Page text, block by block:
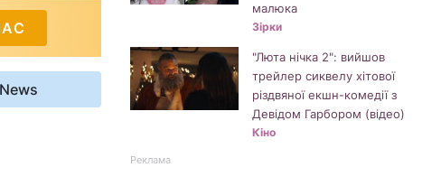
малюка
Зірки
"Люта нічка 2": вийшов
трейлер сиквелу хітової
різдвяної екшн-комедії з
Девідом Гарбором (відео)
Кіно
Реклама